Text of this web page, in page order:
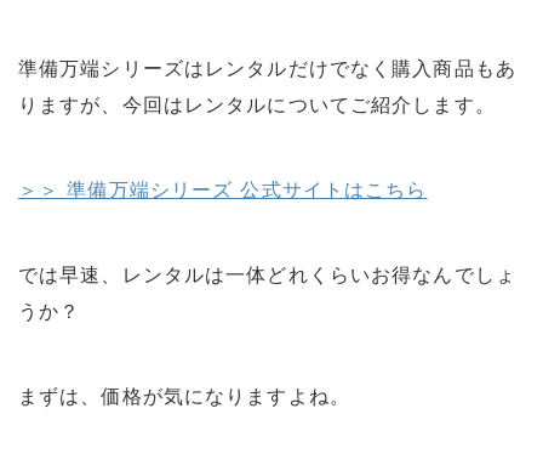
準備万端シリーズはレンタルだけでなく購入商品もあ
りますが、今回はレンタルについてご紹介します。
＞＞ 準備万端シリーズ 公式サイトはこちら
では早速、レンタルは一体どれくらいお得なんでしょ
うか？
まずは、価格が気になりますよね。